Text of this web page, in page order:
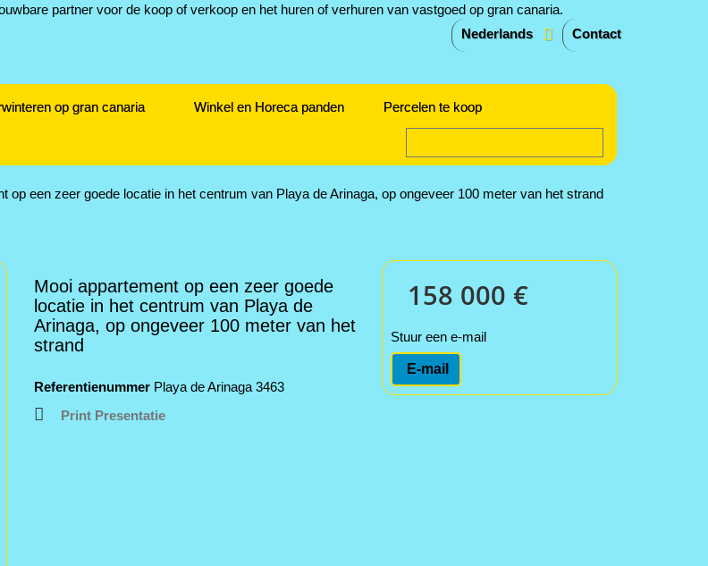
Contact
Nederlands
op gran canaria Winkel en Horeca panden
Percelen te koop
op een zeer goede locatie in het centrum van Playa de Arinaga, op ongeveer 100 meter van het strand
Mooi appartement op een zeer goede
locatie in het centrum van Playa de
Arinaga, op ongeveer 100 meter van het
strand
Referentienummer Playa de Arinaga 3463
Print Presentatie
158 000 €
Stuur een e-mail
E-mail